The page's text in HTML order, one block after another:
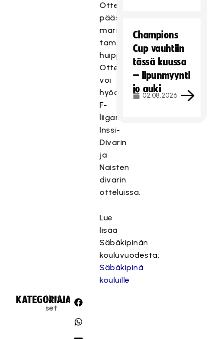
Ottelupassilla
pääsee
marras-
tammikuussa
huippusalibandyotteluun.
Ottelupassia
voi
hyödyntää
F-
liigan,
Inssi-
Divarin
ja
Naisten
divarin
otteluissa.
Lue
lisää
Säbäkipinän
kouluvuodesta:
Säbäkipinä
kouluille
KATEGORIA:
Uuti
set
JAA:
Champions
Cup vauhtiin
tässä kuussa
– lipunmyynti
jo auki
02.08.2026